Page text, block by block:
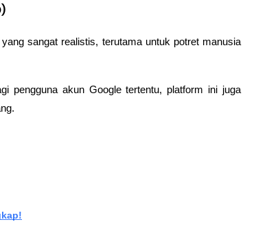
sangat realistis, terutama untuk potret manusia
pengguna akun Google tertentu, platform ini juga